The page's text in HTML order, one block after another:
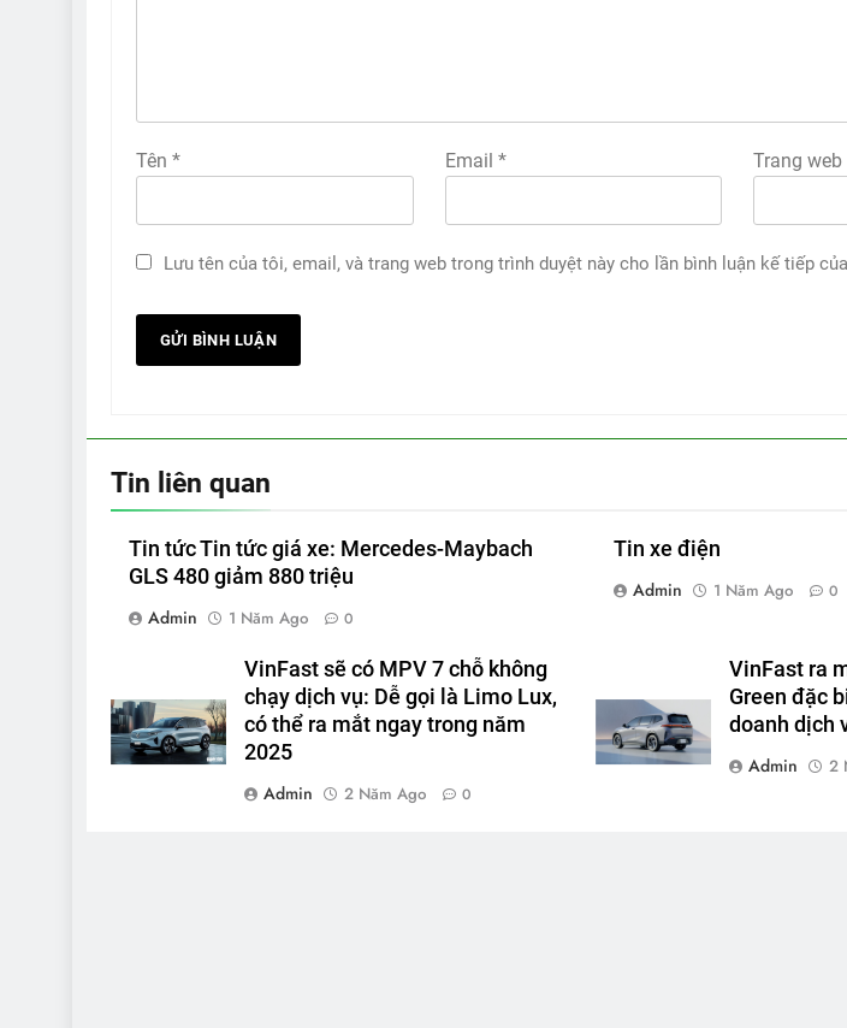
Tên * Email * Trang web
Lưu tên của tôi, email, và trang web trong trình duyệt này cho lần bình luận kế tiếp
Tin liên quan
Tin tức Tin tức giá xe: Mercedes-Maybach
GLS 480 giảm 880 triệu
Admin
1 Năm Ago 0
Tin xe điện
Admin
1 Năm Ago 0
VinFast sẽ có MPV 7 chỗ không
chạy dịch vụ: Dễ gọi là Limo Lux,
có thể ra mắt ngay trong năm
2025
Admin
2 Năm Ago 0
VinFast ra
Green đặc
doanh dịch
Admin
2